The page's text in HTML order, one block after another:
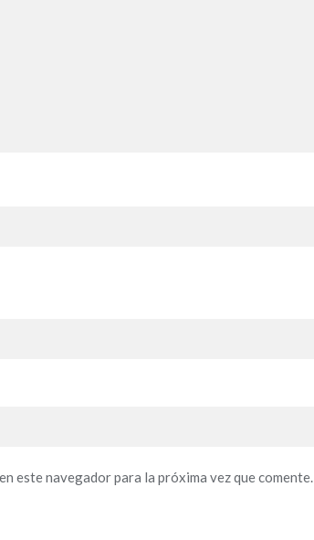
este navegador para la próxima vez que comente.